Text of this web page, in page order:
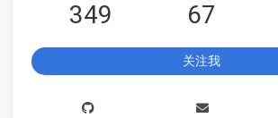
349 67
关注我